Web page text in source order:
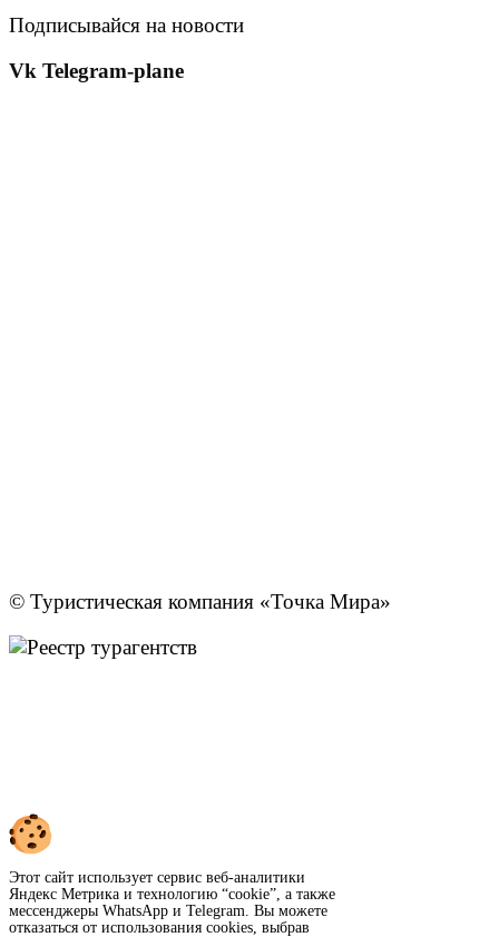
Подписывайся на новости
Vk Telegram-plane
© Туристическая компания «Точка Мира»
Этот сайт использует сервис веб-аналитики
Яндекс Метрика и технологию “cookie”, а также
мессенджеры WhatsApp и Telegram. Вы можете
отказаться от использования cookies, выбрав